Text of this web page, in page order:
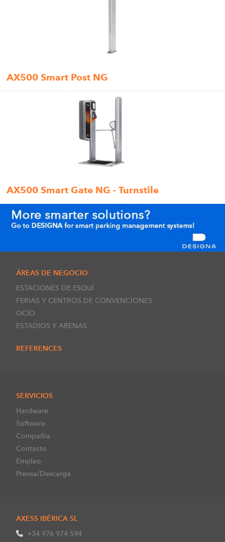
AX500 Smart Post NG
AX500 Smart Gate NG - Turnstile
ÁREAS DE NEGOCIO
ESTACIONES DE ESQUÍ
FERIAS Y CENTROS DE CONVENCIONES
OCIO
ESTADIOS Y ARENAS
REFERENCES
SERVICIOS
Hardware
Software
Compañía
Contacto
Empleo
Prensa/Descarga
AXESS IBÉRICA SL
+34 976 974 594